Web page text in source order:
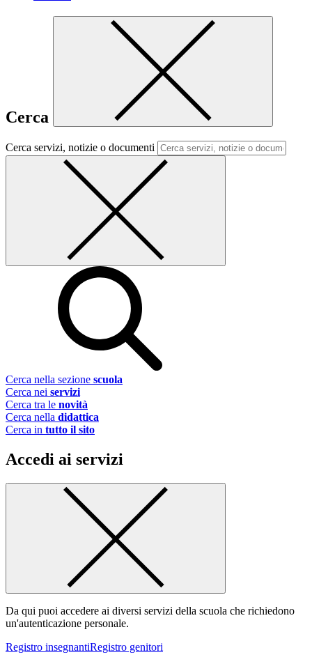
Cerca
Cerca servizi, notizie o documenti
Cerca nella sezione scuola
Cerca nei servizi
Cerca tra le novità
Cerca nella didattica
Cerca in tutto il sito
Accedi ai servizi
Da qui puoi accedere ai diversi servizi della scuola che richiedono
un'autenticazione personale.
Registro insegnantiRegistro genitori